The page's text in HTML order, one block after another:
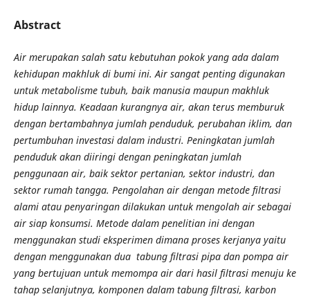
Abstract
Air merupakan salah satu kebutuhan pokok yang ada dalam
kehidupan makhluk di bumi ini. Air sangat penting digunakan
untuk metabolisme tubuh, baik manusia maupun makhluk
hidup lainnya. Keadaan kurangnya air, akan terus memburuk
dengan bertambahnya jumlah penduduk, perubahan iklim, dan
pertumbuhan investasi dalam industri. Peningkatan jumlah
penduduk akan diiringi dengan peningkatan jumlah
penggunaan air, baik sektor pertanian, sektor industri, dan
sektor rumah tangga. Pengolahan air dengan metode filtrasi
alami atau penyaringan dilakukan untuk mengolah air sebagai
air siap konsumsi. Metode dalam penelitian ini dengan
menggunakan studi eksperimen dimana proses kerjanya yaitu
dengan menggunakan dua tabung filtrasi pipa dan pompa air
yang bertujuan untuk memompa air dari hasil filtrasi menuju ke
tahap selanjutnya, komponen dalam tabung filtrasi, karbon